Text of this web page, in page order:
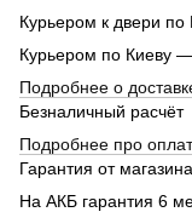
Курьером к двери по
Курьером по Киеву —
Подробнее о
Безналичный расчёт
Подробнее про
Гарантия от
На АКБ гарантия 6